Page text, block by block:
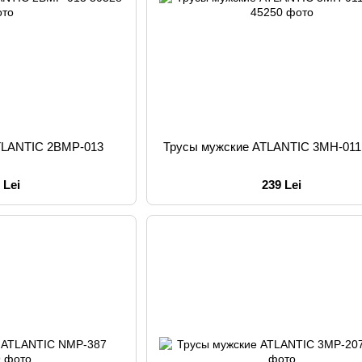
2BMP-013
Lei
Трусы мужские ATLANTIC 3MH-
239 Lei